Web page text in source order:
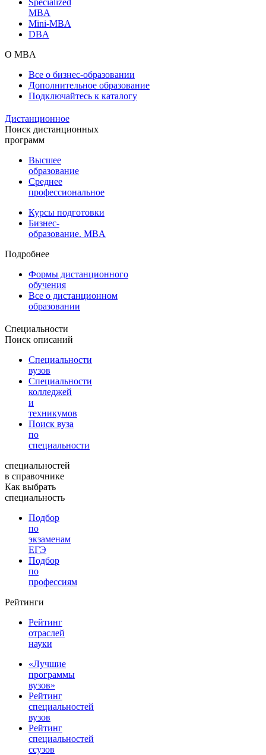
MBA
Mini-MBA
DBA
О MBA
Все о бизнес-образовании
Дополнительное образование
Подключайтесь к каталогу
Дистанционное
Поиск дистанционных
программ
Высшее
образование
Среднее
профессиональное
Курсы подготовки
Бизнес-
образование. MBA
Подробнее
Формы дистанционного
обучения
Все о дистанционном
образовании
Специальности
Поиск описаний
Специальности
вузов
Специальности
колледжей
и
техникумов
Поиск вуза
по
специальности
специальностей
в справочнике
Как выбрать
специальность
Подбор
по
экзаменам
ЕГЭ
Подбор
по
профессиям
Рейтинги
Рейтинг
отраслей
науки
«Лучшие
программы
вузов»
Рейтинг
специальностей
вузов
Рейтинг
специальностей
ссузов